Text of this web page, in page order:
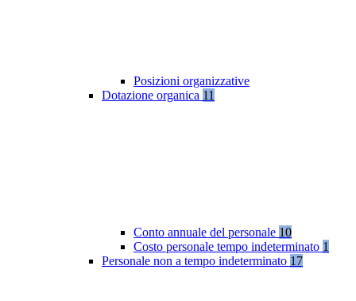
Posizioni organizzative
Dotazione organica 11
Conto annuale del personale 10
Costo personale tempo indeterminato 1
Personale non a tempo indeterminato 17